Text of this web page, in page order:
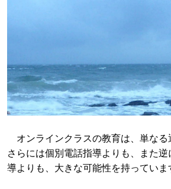
オンラインクラスの教育は、単なる
さらには個別電話指導よりも、また
導よりも、大きな可能性を持っていま